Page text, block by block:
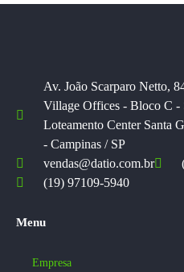
Av. João Scarparo Netto,
Village Offices - Bloco C -
Loteamento Center Santa
- Campinas / SP
vendas@datio.com.br
(19) 97109-5940
Menu
Empresa